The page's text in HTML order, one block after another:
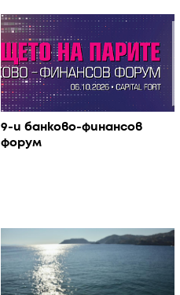
9-и банково-финансов
форум